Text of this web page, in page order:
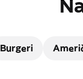
Burgeri